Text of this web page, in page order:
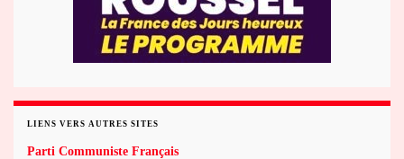
LIENS VERS AUTRES SITES
Parti Communiste Français